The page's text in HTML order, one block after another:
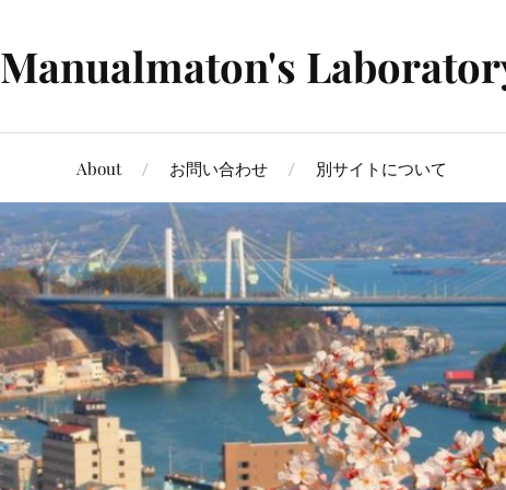
Manualmaton's
About お問い合わせ 別サイトについて